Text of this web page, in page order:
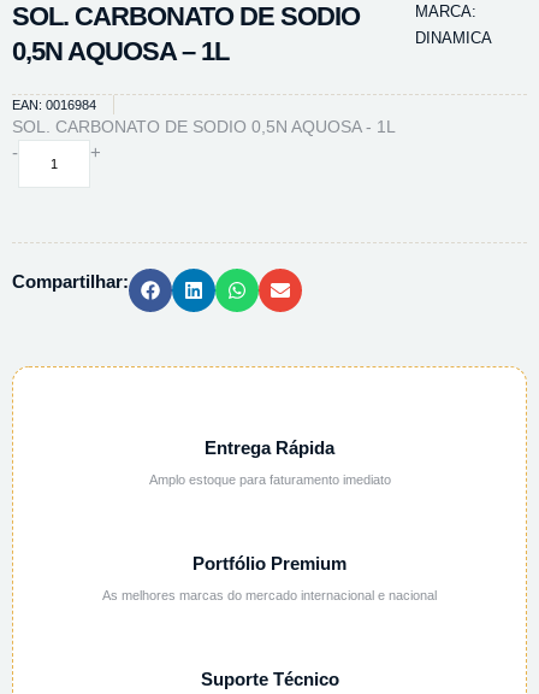
SOL. CARBONATO DE SODIO
0,5N AQUOSA – 1L
MARCA:
DINAMICA
EAN: 0016984
SOL. CARBONATO DE SODIO 0,5N AQUOSA - 1L
-
SOL.
AQUOSA
quantidade
+
Compartilhar:
Entrega Rápida
Amplo estoque para faturamento imediato
Portfólio Premium
As melhores marcas do mercado internacional e nacional
Suporte Técnico